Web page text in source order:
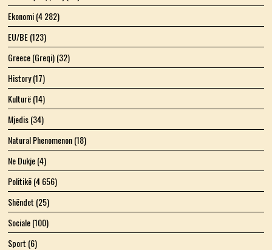
Ekonomi(4 282)
EU/BE(123)
Greece (Greqi)(32)
History(17)
Kulturë(14)
Mjedis(34)
Natural Phenomenon(18)
Ne Dukje(4)
Politikë(4 656)
Shëndet (25)
Sociale(100)
Sport (6)